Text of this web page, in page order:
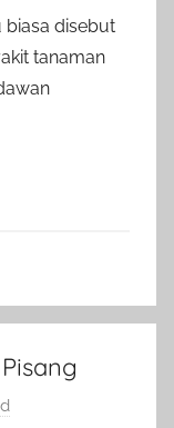
biasa disebut
tanaman